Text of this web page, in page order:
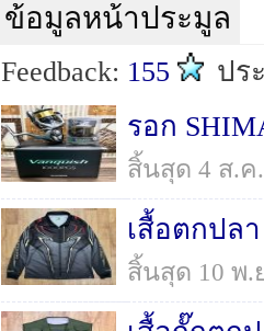
ข้อมูลหน้าประมูล
Feedback: 155 ปร
สิ้นสุด 4 ส.ค
สิ้นสุด 10 พ.